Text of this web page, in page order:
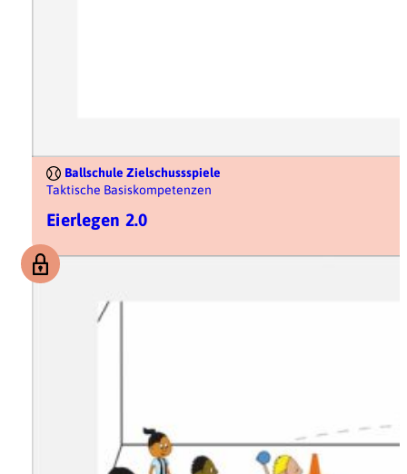
Ballschule Zielschussspiele
Taktische Basiskompetenzen
Eierlegen 2.0